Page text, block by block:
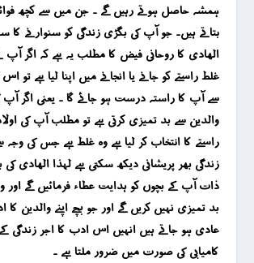
ہمشہ حاصل ہوتے رہیں گے ۔ جن میں سے کچھ
بتاتے ہیں۔ جو آپ کی بگڑی زندگی کو سنوارنے کا
الھادی کا روحانی فیض کا مطلب یہ ہے کہ اگر آپ
غلط راستے کو جانے یا انجانے میں اپنا لیا ہے تو
سے آپ کا راستہ درست ہو جائے گا ۔ یعنی اگر آپ
والدین سے بد تمیزی کرتی ہے تو مطلب آپ کی
راستے کا انتخاب کر لیا ہے وہ غلط ہے جس کی وجہ
زندگی بھر پریشانی دیکھ سکتی ہے لہذا الھادی کی
ذات آپ کے بچوں کو ہدایت عطاء فرمائیں گے اور
بد تمیزی نہیں کریں گے اور جو بچے اپنے والدین
عادی ہو جاتے ہیں انہیں اس ادب کا اجر زندگی
کامیابی کی صورت میں ضرور ملتا ہے ۔